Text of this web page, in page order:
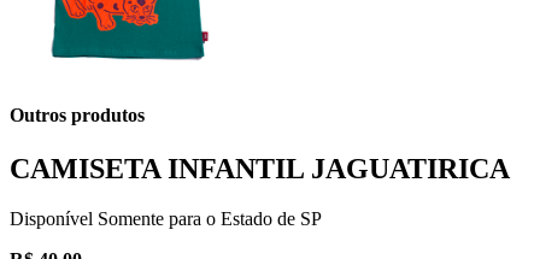
Outros produtos
CAMISETA INFANTIL JAGUATIRICA
Disponível Somente para o Estado de SP